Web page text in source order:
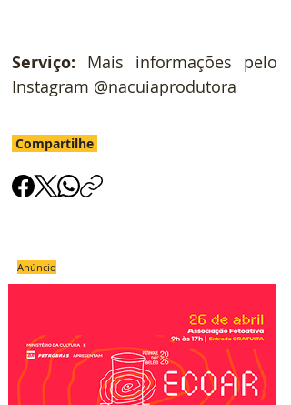
Serviço: Mais informações pelo
Instagram @nacuiaprodutora
Compartilhe
Anúncio